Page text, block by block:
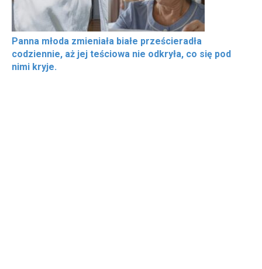
Panna młoda zmieniała białe prześcieradła
codziennie, aż jej teściowa nie odkryła, co się pod
nimi kryje.